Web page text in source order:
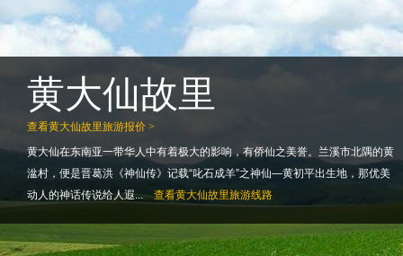
查看黄大仙故里旅游报价 >
黄大仙故里
黄大仙在东南亚一带华人中有着极大的影响，有侨仙之美誉。兰溪市北隅的黄
湓村，便是晋葛洪《神仙传》记载“叱石成羊”之神仙―黄初平出生地，那优美
动人的神话传说给人遐...
查看黄大仙故里旅游线路